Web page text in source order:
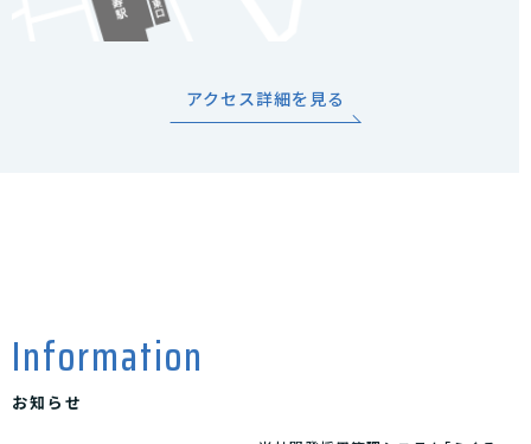
アクセス詳細を見る
Information
お知らせ